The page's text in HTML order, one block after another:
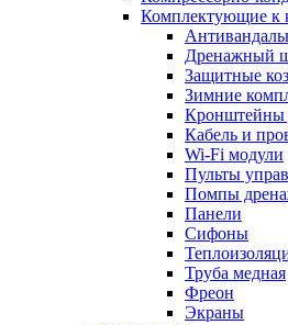
Комплектующие к
Дренажный
Защитные
Зимние
Кронштейны
Кабель и
Wi-Fi модули
Пульты
Помпы
Панели
Сифоны
Труба медная
Фреон
Экраны